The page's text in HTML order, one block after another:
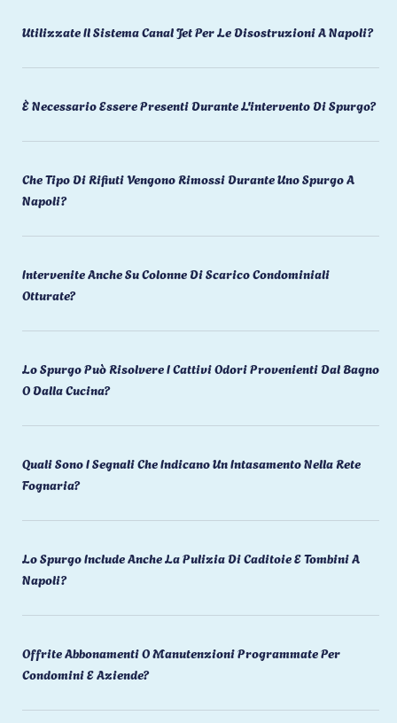
Utilizzate Il Sistema Canal Jet Per Le Disostruzioni A Napoli?
È Necessario Essere Presenti Durante L'intervento Di Spurgo?
Che Tipo Di Rifiuti Vengono Rimossi Durante Uno Spurgo A
Napoli?
Intervenite Anche Su Colonne Di Scarico Condominiali
Otturate?
Lo Spurgo Può Risolvere I Cattivi Odori Provenienti Dal Bagno
O Dalla Cucina?
Quali Sono I Segnali Che Indicano Un Intasamento Nella Rete
Fognaria?
Lo Spurgo Include Anche La Pulizia Di Caditoie E Tombini A
Napoli?
Offrite Abbonamenti O Manutenzioni Programmate Per
Condomini E Aziende?